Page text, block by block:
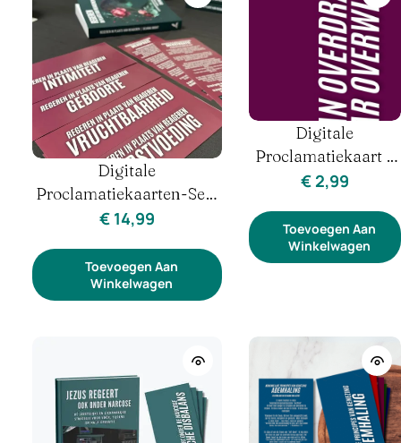
Digitale
Proclamatiekaarten-Set |
Regeren In Plaats Van
Hormonen
€14,99
Toevoegen Aan
Winkelwagen
Digitale
Proclamatiekaart –
Van Overdracht
Zielsband &
Overdracht
€2,99
Toevoegen Aan
Winkelwagen